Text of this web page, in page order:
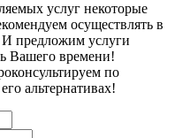
услуг некоторые
осуществлять в
И предложим услуги
Вашего времени!
по
альтернативах!